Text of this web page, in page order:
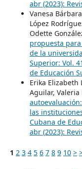
abr (2023):
Vanesa
López
Odette
propuesta
de la
Superior: Vol.
de Educación
Erika Elizabeth
Aguilar, Valeria
las
Cubana de
abr (2023):
1 2 3 4 5 6 7 8 9 10 >